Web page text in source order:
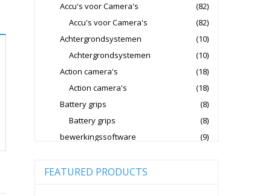
Godox Flitsers
GoPro
Hoya Lensfilters
Joby Gorillapods
Joby Statieven
Jupio Accu's Voor Camera's
Lowepro Cameratassen
Nikon CSC Full Frame
Accu's voor Camera's
(82)
Accu's voor Camera's
(82)
Achtergrondsystemen
(10)
Achtergrondsystemen
(10)
Action camera's
(18)
Action camera's
(18)
Battery grips
(8)
Battery grips
(8)
bewerkingssoftware
(9)
Camera's
FEATURED PRODUCTS